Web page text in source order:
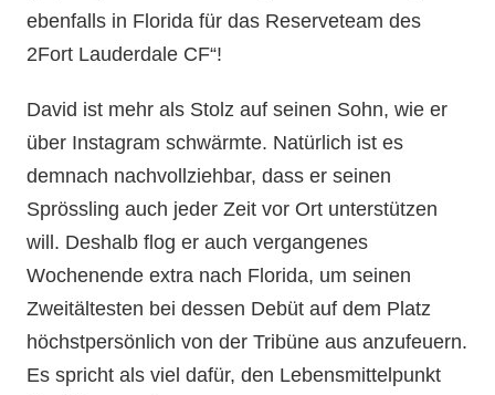
ebenfalls in Florida für das Reserveteam des
2Fort Lauderdale CF“!
David ist mehr als Stolz auf seinen Sohn, wie er
über Instagram schwärmte. Natürlich ist es
demnach nachvollziehbar, dass er seinen
Sprössling auch jeder Zeit vor Ort unterstützen
will. Deshalb flog er auch vergangenes
Wochenende extra nach Florida, um seinen
Zweitältesten bei dessen Debüt auf dem Platz
höchstpersönlich von der Tribüne aus anzufeuern.
Es spricht als viel dafür, den Lebensmittelpunkt